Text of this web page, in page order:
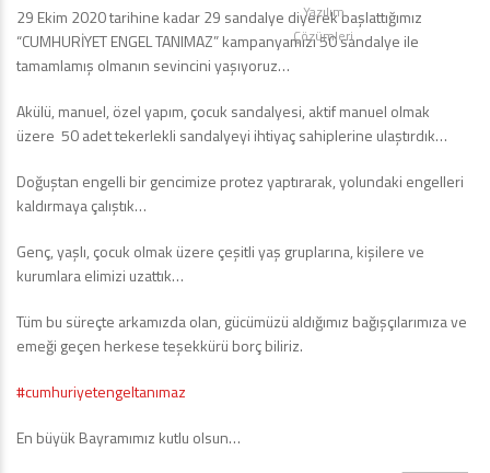
29 Ekim 2020 tarihine kadar 29 sandalye diyerek başlattığımız
“CUMHURİYET ENGEL TANIMAZ” kampanyamızı 50 sandalye ile
tamamlamış olmanın sevincini yaşıyoruz…
Akülü, manuel, özel yapım, çocuk sandalyesi, aktif manuel olmak
üzere 50 adet tekerlekli sandalyeyi ihtiyaç sahiplerine ulaştırdık…
Doğuştan engelli bir gencimize protez yaptırarak, yolundaki engelleri
kaldırmaya çalıştık…
Genç, yaşlı, çocuk olmak üzere çeşitli yaş gruplarına, kişilere ve
kurumlara elimizi uzattık…
Tüm bu süreçte arkamızda olan, gücümüzü aldığımız bağışçılarımıza ve
emeği geçen herkese teşekkürü borç biliriz.
#cumhuriyetengeltanımaz
En büyük Bayramımız kutlu olsun…
Yazılım
Çözümleri